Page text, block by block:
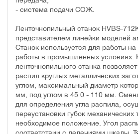
- система подачи СОЖ.
Ленточнопильный станок HVBS-
представителем линейки моделей
Станок используется для работы
работы в промышленных условиях.
ленточнопильного станка
распил круглых металлических
углом, максимальный диаметр
мм, под углом в 45 0 - 110 мм.
для определения угла распила,
переустановки губок механических
необходимое положение. Угол
соответствии с делениями шкалы.